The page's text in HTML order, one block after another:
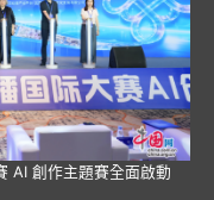
AI 創作主題賽全面啟動